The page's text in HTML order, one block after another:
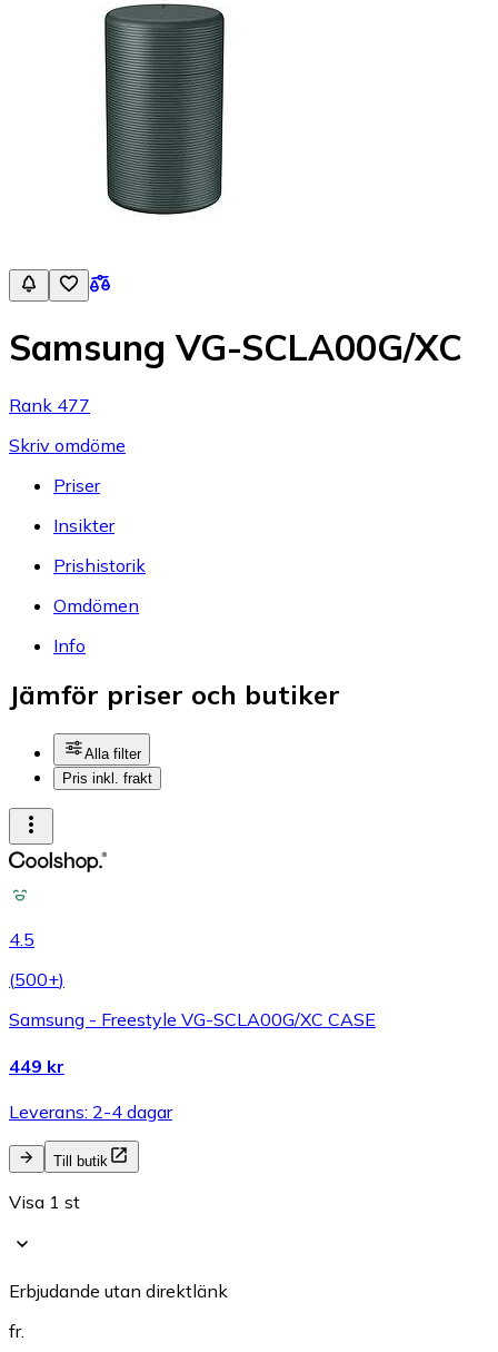
Samsung VG-SCLA00G/XC
Rank 477
Skriv omdöme
Priser
Insikter
Prishistorik
Omdömen
Info
Jämför priser och butiker
Alla filter
Pris inkl. frakt
4.5
(500+)
Samsung - Freestyle VG-SCLA00G/XC CASE
449 kr
Leverans: 2-4 dagar
Till butik
Visa 1 st
Erbjudande utan direktlänk
fr.